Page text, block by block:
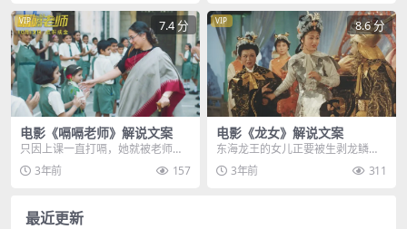
VIP 7.4 分
电影《嗝嗝老师》解说文案
只因上课一直打嗝，她就被老师罚
去吃厕纸，但这一切，并非女孩刻
意为之，而是受到一种...
3年前 157
VIP 8.6 分
电影《龙女》解说文案
东海龙王的女儿正要被生剥龙鳞，
刽子手抢起杀龙刀，直接从龙女后
背开剥，大量龙鳞当场...
3年前 311
最近更新